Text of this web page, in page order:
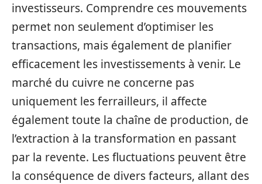
investisseurs. Comprendre ces mouvements
permet non seulement d’optimiser les
transactions, mais également de planifier
efficacement les investissements à venir. Le
marché du cuivre ne concerne pas
uniquement les ferrailleurs, il affecte
également toute la chaîne de production, de
l’extraction à la transformation en passant
par la revente. Les fluctuations peuvent être
la conséquence de divers facteurs, allant des